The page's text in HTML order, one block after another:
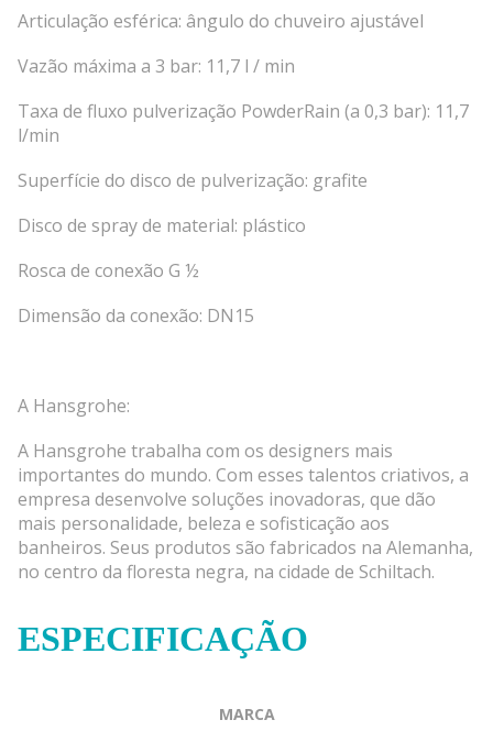
Articulação esférica: ângulo do chuveiro ajustável
Vazão máxima a 3 bar: 11,7 l / min
Taxa de fluxo pulverização PowderRain (a 0,3 bar): 11,7
l/min
Superfície do disco de pulverização: grafite
Disco de spray de material: plástico
Rosca de conexão G ½
Dimensão da conexão: DN15
A Hansgrohe:
A Hansgrohe trabalha com os designers mais
importantes do mundo. Com esses talentos criativos, a
empresa desenvolve soluções inovadoras, que dão
mais personalidade, beleza e sofisticação aos
banheiros. Seus produtos são fabricados na Alemanha,
no centro da floresta negra, na cidade de Schiltach.
ESPECIFICAÇÃO
MARCA